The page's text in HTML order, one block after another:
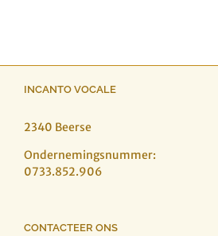
INCANTO VOCALE
2340 Beerse
Ondernemingsnummer:
0733.852.906
CONTACTEER ONS